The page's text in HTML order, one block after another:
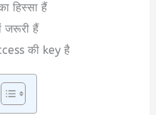
हिस्सा हैं
जरूरी हैं
की key है